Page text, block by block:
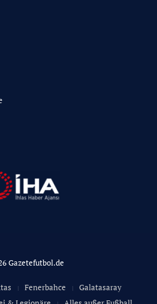
Gazetefutbol.de
Fenerbahce
Galatasaray